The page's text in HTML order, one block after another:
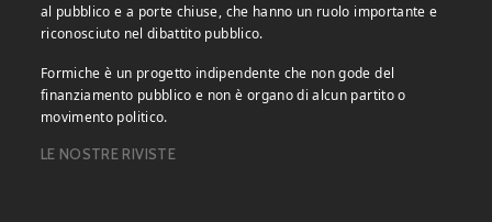
al pubblico e a porte chiuse, che hanno un ruolo importante e
riconosciuto nel dibattito pubblico.
Formiche è un progetto indipendente che non gode del
finanziamento pubblico e non è organo di alcun partito o
movimento politico.
LE NOSTRE RIVISTE